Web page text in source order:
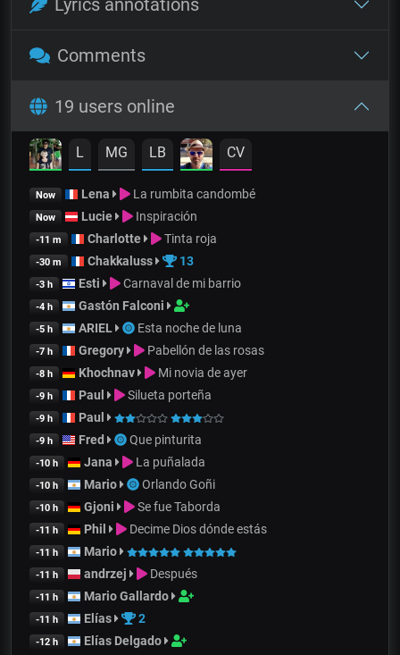
Lyrics annotations
Comments
19 users online
L MG LB CV
Now Lena La rumbita candombé
Now Lucie Inspiración
-11 m Charlotte Tinta roja
-30 m Chakkaluss 13
-3 h Esti Carnaval de mi barrio
-4 h Gastón Falconi
-5 h ARIEL Esta noche de luna
-7 h Gregory Pabellón de las rosas
-8 h Khochnav Mi novia de ayer
-9 h Paul Silueta porteña
-9 h Paul
-9 h Fred Que pinturita
-10 h Jana La puñalada
-10 h Mario Orlando Goñi
-10 h Gjoni Se fue Taborda
-11 h Phil Decime Dios dónde estás
-11 h Mario
-11 h andrzej Después
-11 h Mario Gallardo
-11 h Elías 2
-12 h Elías Delgado